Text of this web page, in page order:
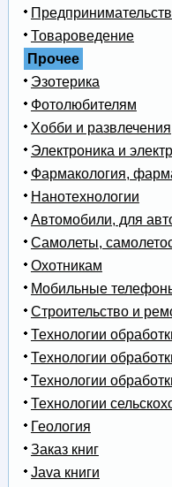
Товароведение
Прочее
Эзотерика
Фотолюбителям
Хобби и развлечения
Электроника и
Фармакология,
Нанотехнологии
Автомобили, для
Самолеты,
Охотникам
Мобильные
Строительство и
Технологии
Технологии
Технологии
Технологии
Геология
Заказ книг
Java книги